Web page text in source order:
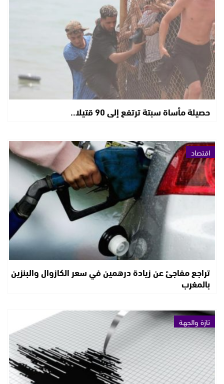
حصيلة مأساة سبتة ترتفع إلى 90 قتيلا..
اقتصاد
تراجع مفاجئ عن زيادة درهمين في سعر الكازوال والبنزين
بالمغرب
تازة والجهة